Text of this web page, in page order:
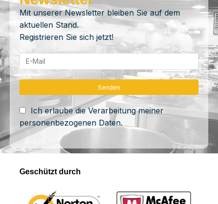
Mit unserer Newsletter bleiben Sie auf dem
aktuellen Stand.
Registrieren Sie sich jetzt!
Ich erlaube die Verarbeitung meiner
personenbezogenen Daten.
Geschützt durch